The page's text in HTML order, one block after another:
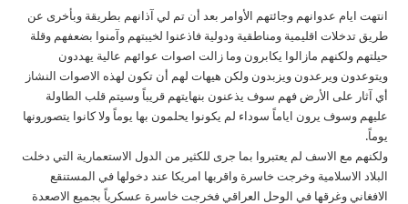
انتهت ايام عدوانهم وجائتهم الأوامر بعد أن تم لي آذانهم بطريقة وبأخرى عن
طريق تدخلات اقليمية ومناطقية ودولية فاذعنوا لخيبتهم وآمنوا بضعفهم وقلة
حيلتهم ولكنهم مازالوا يكابرون وما زالت اصوات عوائهم عالية يهددون
ويتوعدون ويرعدون ويزبدون ولكن هيهات لهم أن تكون لهذه الاصوات النشاز
أي آثار على الأرض فهم سوف يذعنون بنهايتهم قريباً وسيتم قلب الطاولة
عليهم وسوف يرون اياماً سوداء لم يكونوا يحلمون بها يوماً ولا كانوا يتصورونها
يوماً.
ولكنهم مع الاسف لم يعتبروا بما جرى للكثير من الدول الاستعمارية التي دخلت
البلاد الاسلامية وخرجت خاسرة واقربها امريكا عند دخولها في المستنقع
الافغاني وغرقها في الوحل العراقي فخرجت خاسرة عسكرياً بجميع الاصعدة